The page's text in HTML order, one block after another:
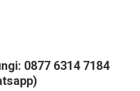
0877 6314 7184